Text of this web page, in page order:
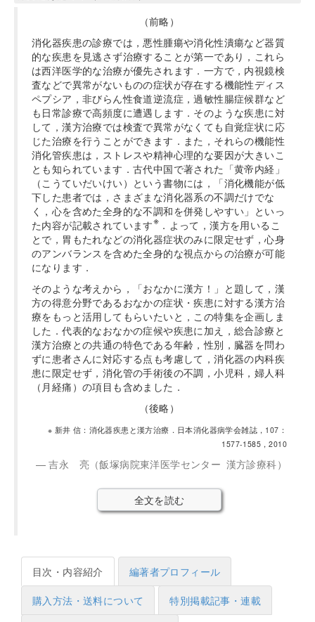
（前略）
消化器疾患の診療では，悪性腫瘍や消化性潰瘍など器質
的な疾患を見逃さず治療することが第一であり，これら
は西洋医学的な治療が優先されます．一方で，内視鏡検
査などで異常がないものの症状が存在する機能性ディス
ペプシア，非びらん性食道逆流症，過敏性腸症候群など
も日常診療で高頻度に遭遇します．そのような疾患に対
して，漢方治療では検査で異常がなくても自覚症状に応
じた治療を行うことができます．また，それらの機能性
消化管疾患は，ストレスや精神心理的な要因が大きいこ
とも知られています．古代中国で著された「黄帝内経」
（こうていだいけい）という書物には，「消化機能が低
下した患者では，さまざまな消化器系の不調だけでな
く，心を含めた全身的な不調和を併発しやすい」といっ
た内容が記載されています※ ．よって，漢方を用いるこ
とで，胃もたれなどの消化器症状のみに限定せず，心身
のアンバランスを含めた全身的な視点からの治療が可能
になります．
そのような考えから，「おなかに漢方！」と題して，漢
方の得意分野であるおなかの症状・疾患に対する漢方治
療をもっと活用してもらいたいと，この特集を企画しま
した．代表的なおなかの症候や疾患に加え，総合診療と
漢方治療との共通の特色である年齢，性別，臓器を問わ
ずに患者さんに対応する点も考慮して，消化器の内科疾
患に限定せず，消化管の手術後の不調，小児科，婦人科
（月経痛）の項目も含めました．
（後略）
※ 新井 信：消化器疾患と漢方治療．日本消化器病学会雑誌，107：
1577-1585，2010
吉永 亮（飯塚病院東洋医学センター 漢方診療科）
全文を読む
目次・内容紹介 編著者プロフィール
購入方法・送料について 特別掲載記事・連載